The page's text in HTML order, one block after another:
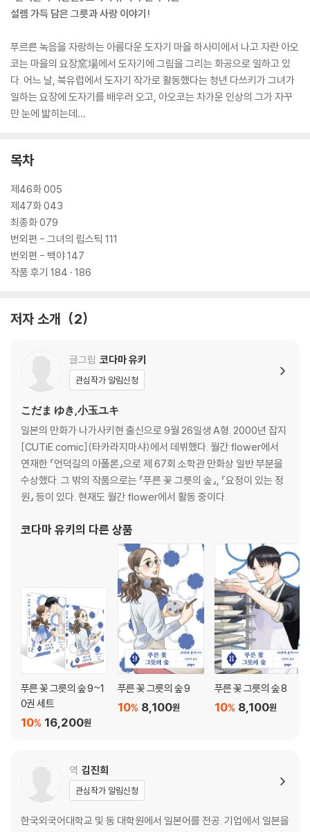
설렘 가득 담은 그릇과 사랑 이야기!
푸르른 녹음을 자랑하는 아름다운 도자기 마을 하사미에서 나고 자란 아오
코는 마을의 요장窯場에서 도자기에 그림을 그리는 화공으로 일하고 있
다. 어느 날, 북유럽에서 도자기 작가로 활동했다는 청년 다쓰키가 그녀가
일하는 요장에 도자기를 배우러 오고, 아오코는 차가운 인상의 그가 자꾸
만 눈에 밟히는데…
목차
제46화 005
제47화 043
최종화 079
번외편 - 그녀의 립스틱 111
번외편 - 백야 147
작품 후기 184 · 186
저자 소개 2
글그림 코다마 유키
관심작가 알림신청
こだま ゆき,小玉ユキ
일본의 만화가 나가사키현 출신으로 9월 26일생 A형. 2000년 잡지
[CUTiE comic](타카라지마샤)에서 데뷔했다. 월간 flower에서
연재한 『언덕길의 아폴론』으로 제 67회 소학관 만화상 일반 부분을
수상했다. 그 밖의 작품으로는 『푸른 꽃 그릇의 숲』, 『요정이 있는 정
원』 등이 있다. 현재도 월간 flower에서 활동 중이다.
코다마 유키 의 다른 상품
푸른 꽃 그릇의 숲 9~1
0권 세트
16,200원
10%
푸른 꽃 그릇의 숲 9
8,100원
10%
푸른 꽃 그릇의 숲 8
8,100원
10%
역 김진희
관심작가 알림신청
한국외국어대학교 및 동 대학원에서 일본어를 전공. 기업에서 일본을